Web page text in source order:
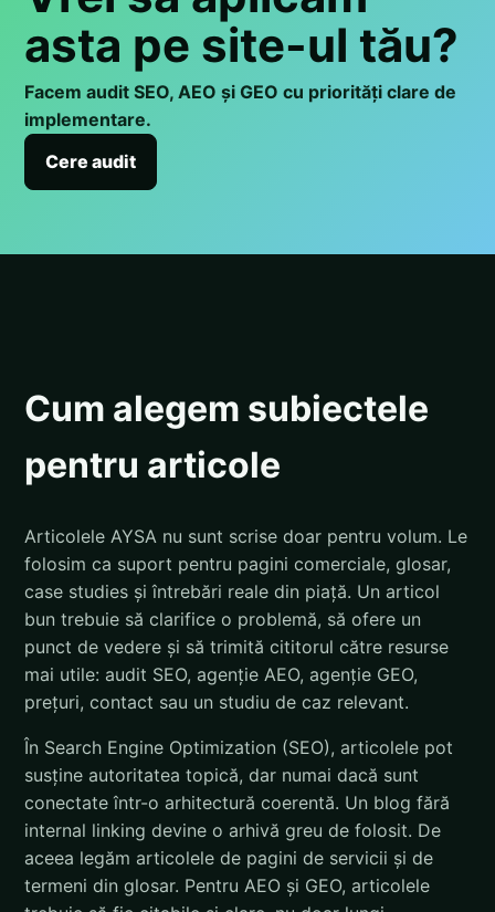
asta pe site-ul tău?
Facem audit SEO, AEO și GEO cu priorități clare de
implementare.
Cere audit
Cum alegem subiectele
pentru articole
Articolele AYSA nu sunt scrise doar pentru volum. Le
folosim ca suport pentru pagini comerciale, glosar,
case studies și întrebări reale din piață. Un articol
bun trebuie să clarifice o problemă, să ofere un
punct de vedere și să trimită cititorul către resurse
mai utile: audit SEO, agenție AEO, agenție GEO,
prețuri, contact sau un studiu de caz relevant.
În Search Engine Optimization (SEO), articolele pot
susține autoritatea topică, dar numai dacă sunt
conectate într-o arhitectură coerentă. Un blog fără
internal linking devine o arhivă greu de folosit. De
aceea legăm articolele de pagini de servicii și de
termeni din glosar. Pentru AEO și GEO, articolele